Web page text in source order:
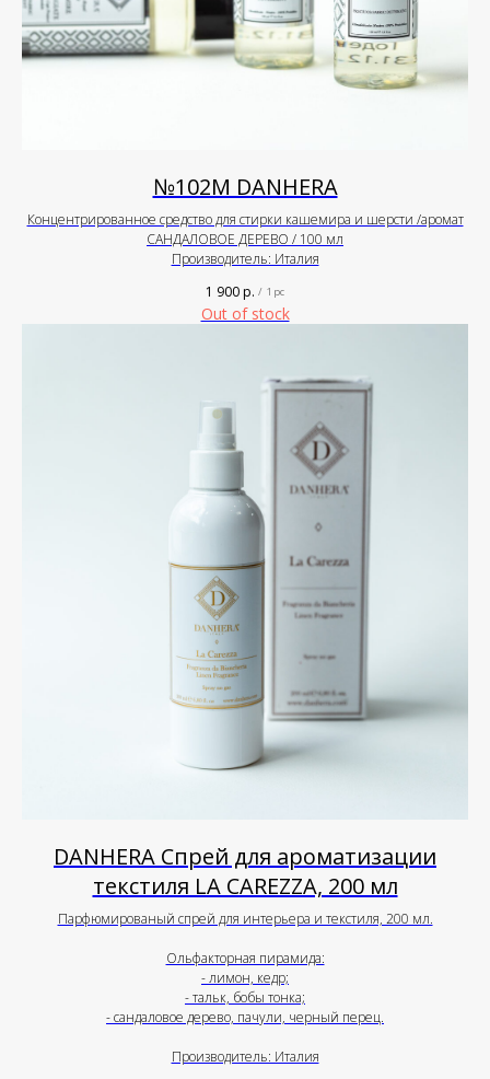
№102М DANHERA
Концентрированное средство для стирки кашемира и шерсти /аромат
САНДАЛОВОЕ ДЕРЕВО / 100 мл
Производитель: Италия
1 900р. / 1 pc
Out of stock
DANHERA Спрей для ароматизации
текстиля LA CAREZZA, 200 мл
Парфюмированый спрей для интерьера и текстиля, 200 мл.
Ольфакторная пирамида:
- лимон, кедр;
- тальк, бобы тонка;
- сандаловое дерево, пачули, черный перец.
Производитель: Италия